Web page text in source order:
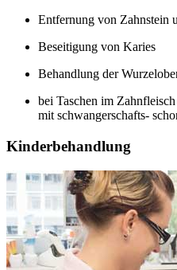
Entfernung von Zahnstein
Beseitigung von Karies
Behandlung der
bei Taschen im
mit schwangerschafts-
Kinderbehandlung